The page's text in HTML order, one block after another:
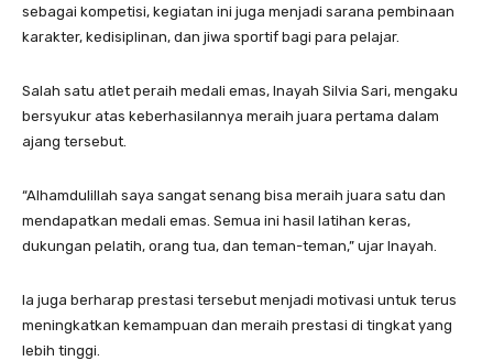
sebagai kompetisi, kegiatan ini juga menjadi sarana pembinaan
karakter, kedisiplinan, dan jiwa sportif bagi para pelajar.
Salah satu atlet peraih medali emas, Inayah Silvia Sari, mengaku
bersyukur atas keberhasilannya meraih juara pertama dalam
ajang tersebut.
“Alhamdulillah saya sangat senang bisa meraih juara satu dan
mendapatkan medali emas. Semua ini hasil latihan keras,
dukungan pelatih, orang tua, dan teman-teman,” ujar Inayah.
Ia juga berharap prestasi tersebut menjadi motivasi untuk terus
meningkatkan kemampuan dan meraih prestasi di tingkat yang
lebih tinggi.